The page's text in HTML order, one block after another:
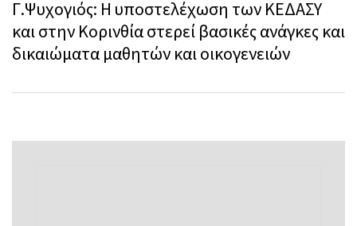
Γ.Ψυχογιός: Η υποστελέχωση των ΚΕΔΑΣΥ
και στην Κορινθία στερεί βασικές ανάγκες και
δικαιώματα μαθητών και οικογενειών